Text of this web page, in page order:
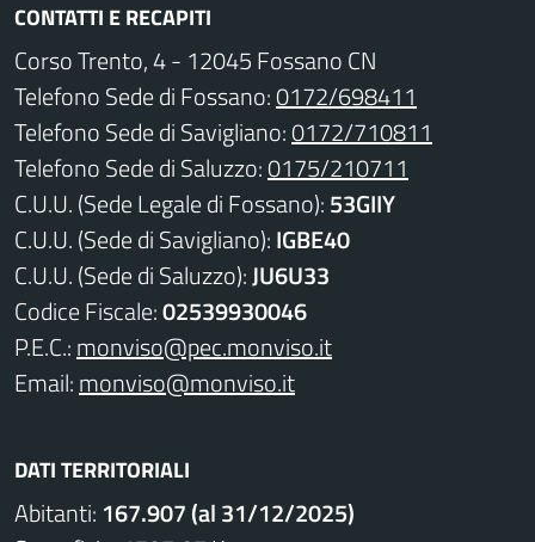
CONTATTI E RECAPITI
Corso Trento, 4 - 12045 Fossano CN
Telefono Sede di Fossano:0172/698411
Telefono Sede di Savigliano:0172/710811
Telefono Sede di Saluzzo:0175/210711
C.U.U. (Sede Legale di Fossano):53GIIY
C.U.U. (Sede di Savigliano):IGBE40
C.U.U. (Sede di Saluzzo):JU6U33
Codice Fiscale:02539930046
P.E.C.:monviso@pec.monviso.it
Email:monviso@monviso.it
DATI TERRITORIALI
Abitanti: 167.907 (al 31/12/2025)